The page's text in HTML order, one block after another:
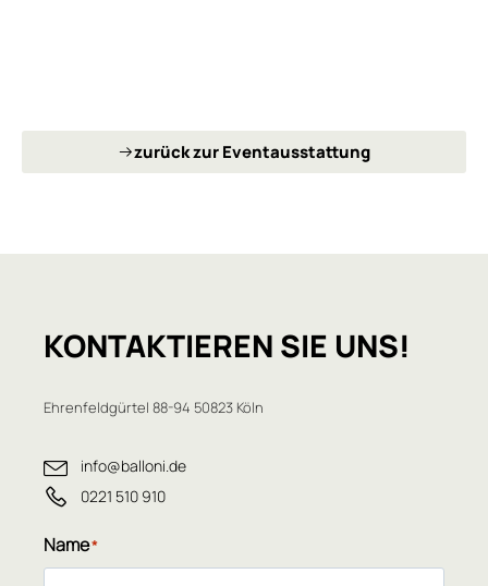
zurück zur Eventausstattung
KONTAKTIEREN SIE UNS!
Ehrenfeldgürtel 88-94 50823 Köln
info@balloni.de
0221 510 910
Name*